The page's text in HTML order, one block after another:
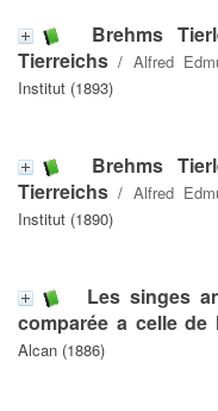
Brehms
Tierreichs / Alfred
Institut (1893)
Brehms
Tierreichs / Alfred
Institut (1890)
Les singes
comparée a celle de
Alcan (1886)